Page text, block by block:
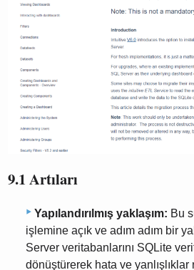
9.1 Artıları
Yapılandırılmış yaklaşım: Bu
işlemine açık ve adım adım bir
Server veritabanlarını SQLite
dönüştürerek hata ve yanlışlıklar